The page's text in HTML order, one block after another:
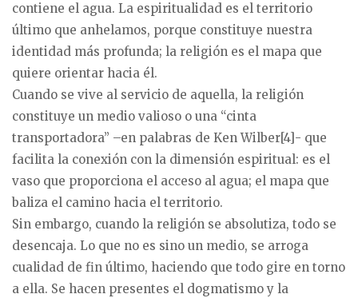
contiene el agua. La espiritualidad es el territorio
último que anhelamos, porque constituye nuestra
identidad más profunda; la religión es el mapa que
quiere orientar hacia él.
Cuando se vive al servicio de aquella, la religión
constituye un medio valioso o una “cinta
transportadora” –en palabras de Ken Wilber[4]- que
facilita la conexión con la dimensión espiritual: es el
vaso que proporciona el acceso al agua; el mapa que
baliza el camino hacia el territorio.
Sin embargo, cuando la religión se absolutiza, todo se
desencaja. Lo que no es sino un medio, se arroga
cualidad de fin último, haciendo que todo gire en torno
a ella. Se hacen presentes el dogmatismo y la